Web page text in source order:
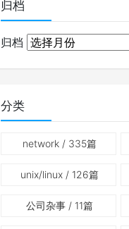
归档
归档
分类
network/ 335篇
unix/linux/ 126篇
公司杂事/ 11篇